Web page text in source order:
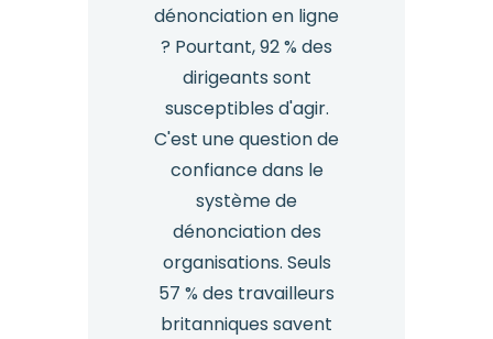
dénonciation en ligne
? Pourtant, 92 % des
dirigeants sont
susceptibles d'agir.
C'est une question de
confiance dans le
système de
dénonciation des
organisations. Seuls
57 % des travailleurs
britanniques savent